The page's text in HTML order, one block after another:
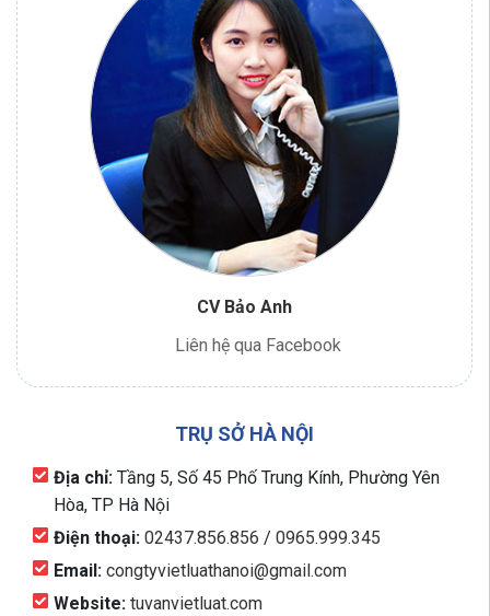
CV Bảo Anh
Liên hệ qua Facebook
TRỤ SỞ HÀ NỘI
Địa chỉ: Tầng 5, Số 45 Phố Trung Kính, Phường Yên
Hòa, TP Hà Nội
Điện thoại: 02437.856.856 / 0965.999.345
Email: congtyvietluathanoi@gmail.com
Website: tuvanvietluat.com